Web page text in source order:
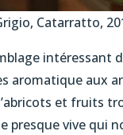
Catarratto,
intéressant
aromatique aux
et fruits
presque vive qui